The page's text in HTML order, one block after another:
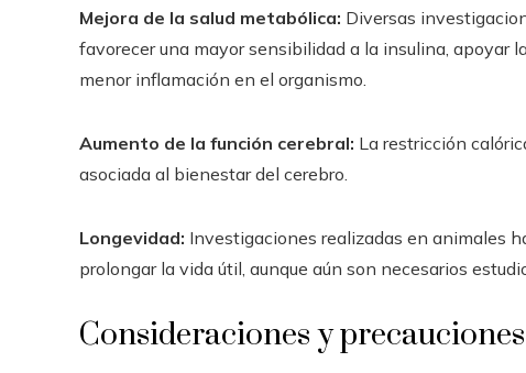
Mejora de la salud metabólica: Diversas
favorecer una mayor sensibilidad a la insulina, apoyar
menor inflamación en el organismo.
Aumento de la función cerebral: La restricción
asociada al bienestar del cerebro.
Longevidad: Investigaciones realizadas en animales
prolongar la vida útil, aunque aún son necesarios
Consideraciones y precauciones